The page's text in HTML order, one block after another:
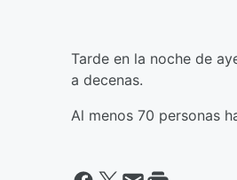
Tarde en la noche de
a decenas.
Al menos 70 personas